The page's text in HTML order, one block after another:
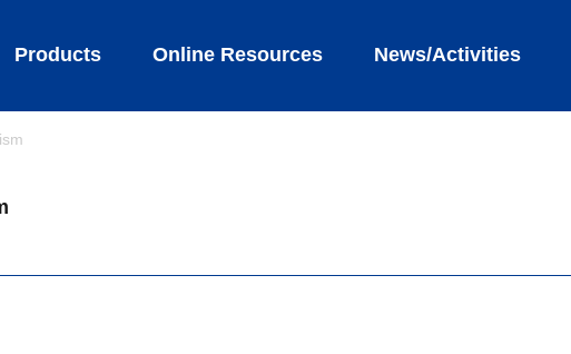
Products Online Resources News/Activities